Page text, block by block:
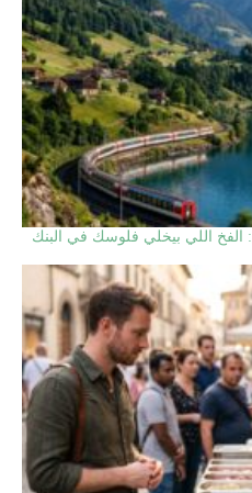
🇨🇭 فيزا سويسرا للمصريين 2026: الفخ اللي بيخلي فلوسك في البنك